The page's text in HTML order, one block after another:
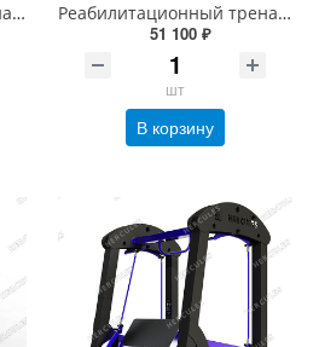
Реабилитационный тренажерный комплекс
Реабилитационный тренажер Мельница
51 100 ₽
шт
В корзину